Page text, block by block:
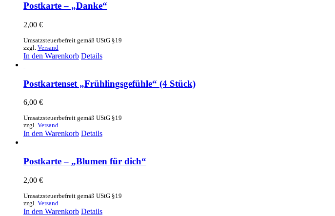
Postkarte – „Danke“
2,00 €
Umsatzsteuerbefreit gemäß UStG §19
zzgl. Versand
In den Warenkorb Details
Postkartenset „Frühlingsgefühle“ (4 Stück)
6,00 €
Umsatzsteuerbefreit gemäß UStG §19
zzgl. Versand
In den Warenkorb Details
Postkarte – „Blumen für dich“
2,00 €
Umsatzsteuerbefreit gemäß UStG §19
zzgl. Versand
In den Warenkorb Details